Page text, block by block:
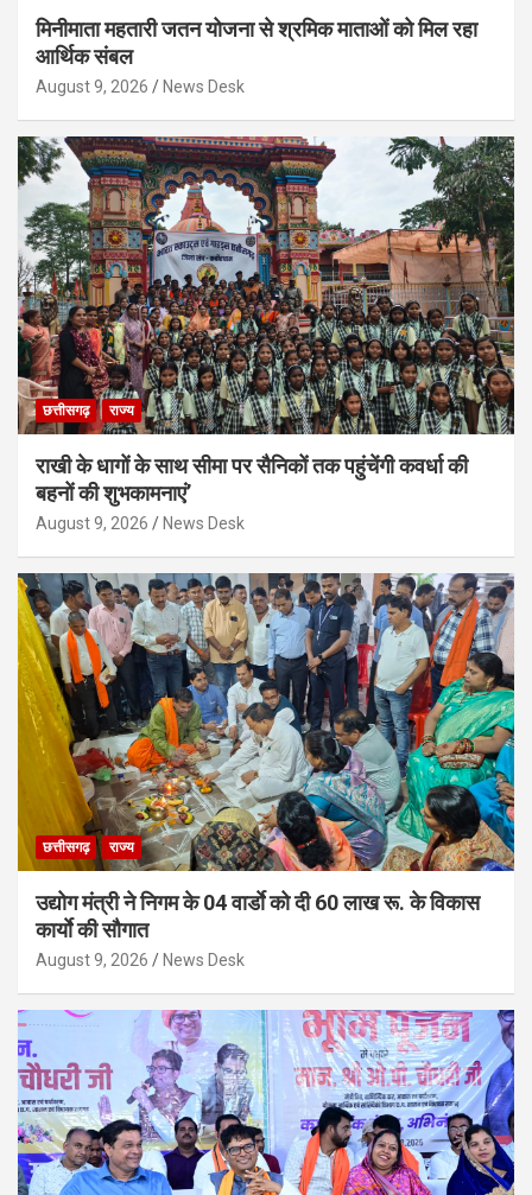
मिनीमाता महतारी जतन योजना से श्रमिक माताओं को मिल रहा
आर्थिक संबल
August 9, 2026 News Desk
छत्तीसगढ़ राज्य
राखी के धागों के साथ सीमा पर सैनिकों तक पहुंचेंगी कवर्धा की
बहनों की शुभकामनाएं’
August 9, 2026 News Desk
छत्तीसगढ़ राज्य
उद्योग मंत्री ने निगम के 04 वार्डाे को दी 60 लाख रू. के विकास
कार्याे की सौगात
August 9, 2026 News Desk